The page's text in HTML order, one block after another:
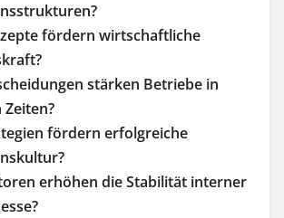
fördern wirtschaftliche
stärken Betriebe in
fördern erfolgreiche
erhöhen die Stabilität interner